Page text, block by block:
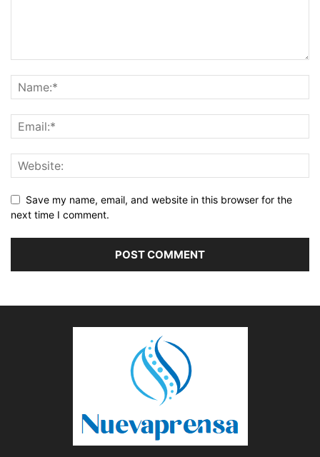
Save my name, email, and website in this browser for the
next time I comment.